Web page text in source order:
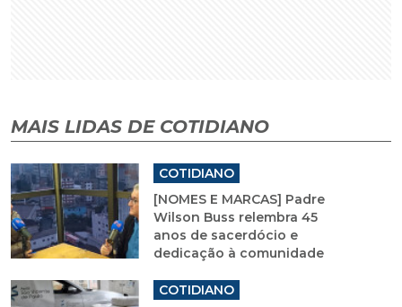
MAIS LIDAS DE COTIDIANO
COTIDIANO
[NOMES E MARCAS] Padre
Wilson Buss relembra 45
anos de sacerdócio e
dedicação à comunidade
COTIDIANO